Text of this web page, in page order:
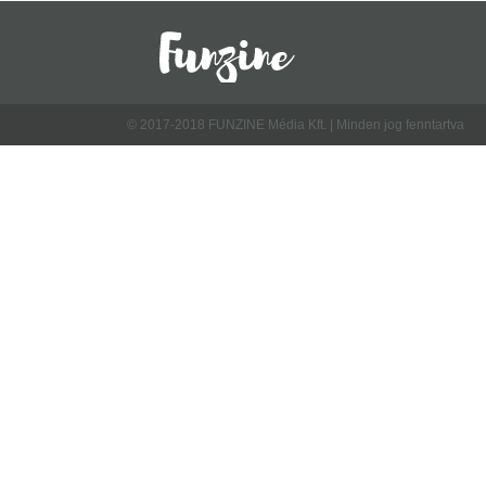
© 2017-2018 FUNZINE Média Kft. | Minden jog fenntartva